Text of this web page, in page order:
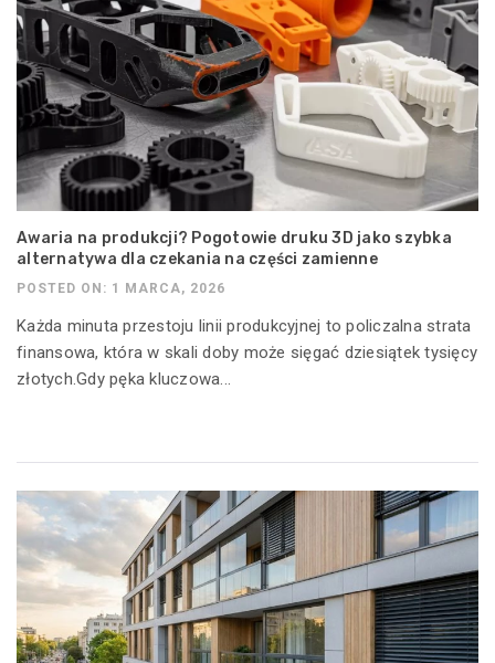
Awaria na produkcji? Pogotowie druku 3D jako szybka
alternatywa dla czekania na części zamienne
POSTED ON: 1 MARCA, 2026
Każda minuta przestoju linii produkcyjnej to policzalna strata
finansowa, która w skali doby może sięgać dziesiątek tysięcy
złotych.Gdy pęka kluczowa...